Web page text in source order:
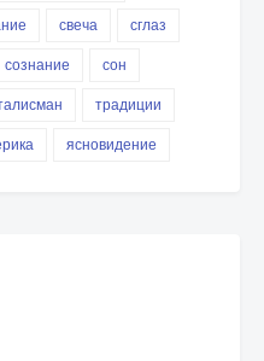
свеча
сглаз
сознание
сон
традиции
ясновидение